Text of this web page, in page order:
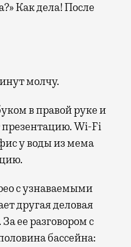
Как дела! После
молчу.
в правой руке и
Wi-Fi
у воды из мема
с узнаваемыми
другая деловая
ее разговором с
бассейна: